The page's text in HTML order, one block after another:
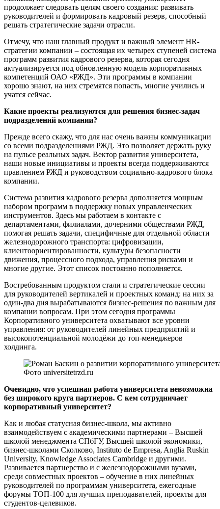
продолжает следовать целям своего создания: развивать
руководителей и формировать кадровый резерв, способный
решать стратегические задачи отрасли.
Отмечу, что наш главный продукт и важный элемент HR-
стратегии компании – состоящая их четырех ступеней система
программ развития кадрового резерва, которая сегодня
актуализируется под обновленную модель корпоративных
компетенций ОАО «РЖД». Эти программы в компании
хорошо знают, на них стремятся попасть, многие учились и
учатся сейчас.
Какие проекты реализуются для решения бизнес-задач
подразделений компании?
Прежде всего скажу, что для нас очень важны коммуникации
со всеми подразделениями РЖД. Это позволяет держать руку
на пульсе реальных задач. Вектор развития университета,
наши новые инициативы и проекты всегда поддерживаются
правлением РЖД и руководством социально-кадрового блока
компании.
Система развития кадрового резерва дополняется мощным
набором программ в поддержку новых управленческих
инструментов. Здесь мы работаем в контакте с
департаментами, филиалами, дочерними обществами РЖД,
помогая решать задачи, специфичные для отдельной области
железнодорожного транспорта: цифровизации,
клиентоориентированности, культуры безопасности
движения, процессного подхода, управления рисками и
многие другие. Этот список постоянно пополняется.
Востребованным продуктом стали и стратегические сессии
для руководителей вертикалей и проектных команд: на них за
один-два дня вырабатываются бизнес-решения по важным для
компании вопросам. При этом сегодня программы
Корпоративного университета охватывают все уровни
управления: от руководителей линейных предприятий и
высокопотенциальной молодёжи до топ-менеджеров
холдинга.
Фото universitetrzd.ru
Очевидно, что успешная работа университета невозможна
без широкого круга партнеров. С кем сотрудничает
корпоративный университет?
Как и любая статусная бизнес-школа, мы активно
взаимодействуем с академическими партнерами – Высшей
школой менеджмента СПбГУ, Высшей школой экономики,
бизнес-школами Сколково, Instituto de Empresa, Anglia Ruskin
University, Knowledge Associates Cambridge и другими.
Развивается партнерство и с железнодорожными вузами,
среди совместных проектов – обучение в них линейных
руководителей по программам университета, ежегодные
форумы ТОП-100 для лучших преподавателей, проекты для
студентов-целевиков.